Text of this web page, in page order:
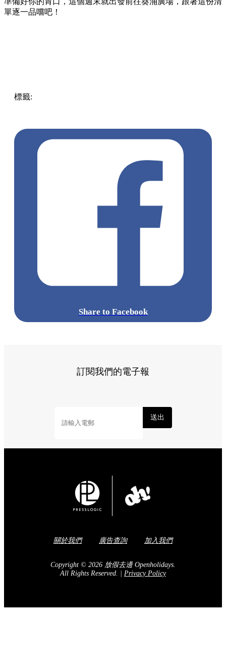
單逐一品嚐吧！
標籤:
Share to Facebook
訂閱我們的電子報
送出
關於我們 廣告查詢 加入我們
Copyright © 2026 放假去邊 Openholidays.
All Rights Reserved.
Privacy Policy